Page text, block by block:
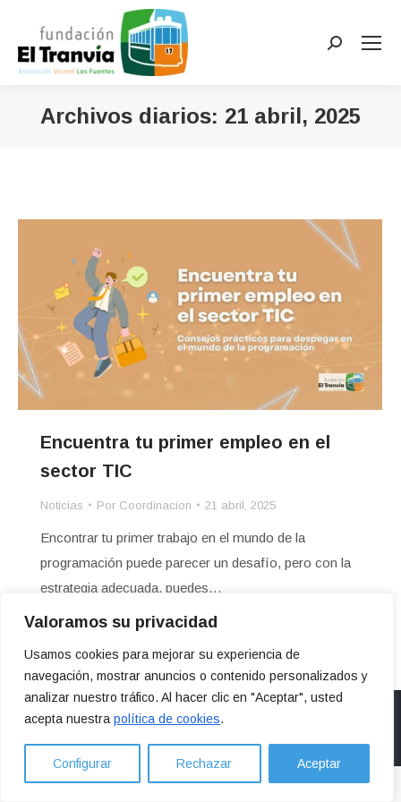
Valoramos su privacidad
Usamos cookies para mejorar su experiencia de
navegación, mostrar anuncios o contenido personalizados y
analizar nuestro tráfico. Al hacer clic en "Aceptar", usted
acepta nuestra política de cookies.
Configurar Rechazar Aceptar
Buscar:
Archivos diarios: 21 abril, 2025
Encuentra tu primer empleo en el
sector TIC
Noticias Por Coordinacion 21 abril, 2025
Encontrar tu primer trabajo en el mundo de la
programación puede parecer un desafío, pero con la
estrategia adecuada, puedes…
Legal